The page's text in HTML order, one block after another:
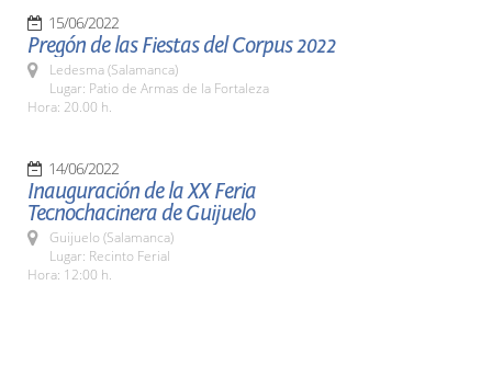
15/06/2022
Pregón de las Fiestas del Corpus 2022
Ledesma (Salamanca)
Lugar: Patio de Armas de la Fortaleza
Hora: 20.00 h.
14/06/2022
Inauguración de la XX Feria
Tecnochacinera de Guijuelo
Guijuelo (Salamanca)
Lugar: Recinto Ferial
Hora: 12:00 h.